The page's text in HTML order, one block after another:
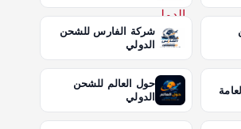
شركة الفارس للشحن
الدولي
حول العالم للشحن
الدولي